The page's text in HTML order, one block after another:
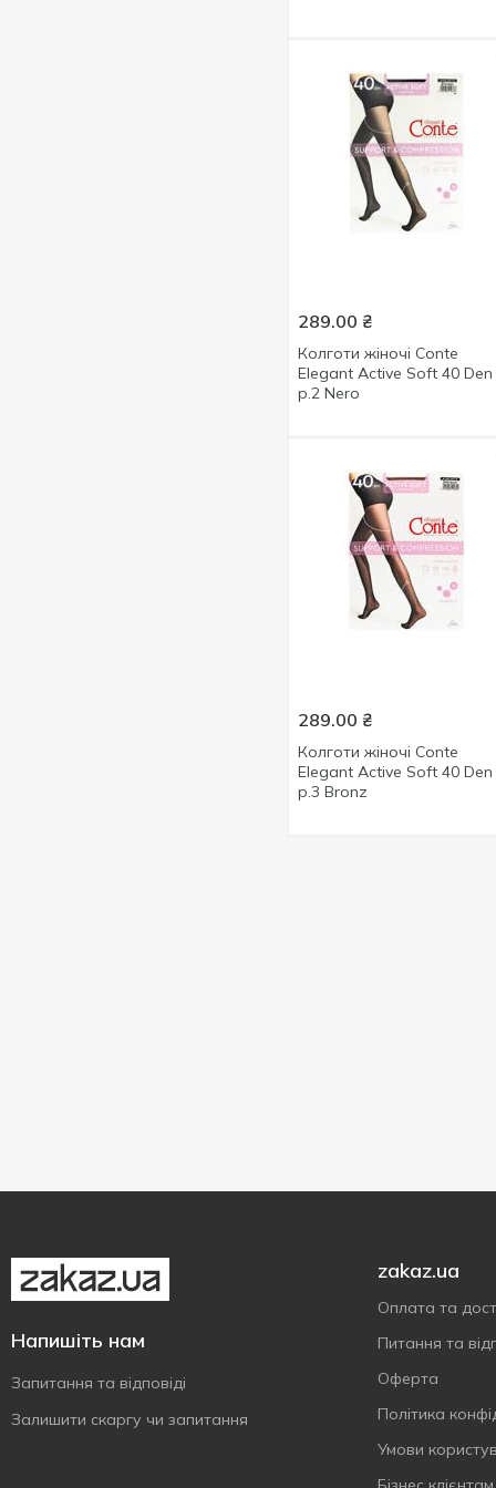
289.00 ₴
Колготи жіночі Conte
Elegant Active Soft 40 Den
р.2 Nero
289.00 ₴
Колготи жіночі Conte
Elegant Active Soft 40 Den
р.3 Bronz
Напишіть нам
Запитання та відповіді
Залишити скаргу чи запитання
zakaz.ua
Оплата та
Питання та
Оферта
Політика
Умови